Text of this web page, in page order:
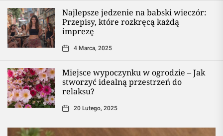
Najlepsze jedzenie na babski wieczór:
Przepisy, które rozkręcą każdą
imprezę
4 Marca, 2025
Miejsce wypoczynku w ogrodzie – Jak
stworzyć idealną przestrzeń do
relaksu?
20 Lutego, 2025